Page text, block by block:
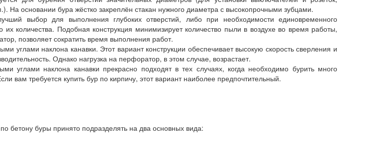
На основании бура жёстко закреплён стакан нужного диаметра с высокопрочными зубцами.
выбор для выполнения глубоких отверстий, либо при необходимости единовременного
их количества. Подобная конструкция минимизирует количество пыли в воздухе во время работы,
позволяет сократить время выполнения работ.
углами наклона канавки. Этот вариант конструкции обеспечивает высокую скорость сверления и
Однако нагрузка на перфоратор, в этом случае, возрастает.
углами наклона канавки прекрасно подходят в тех случаях, когда необходимо бурить много
вам требуется купить бур по кирпичу, этот вариант наиболее предпочтительный.
бетону буры принято подразделять на два основных вида: